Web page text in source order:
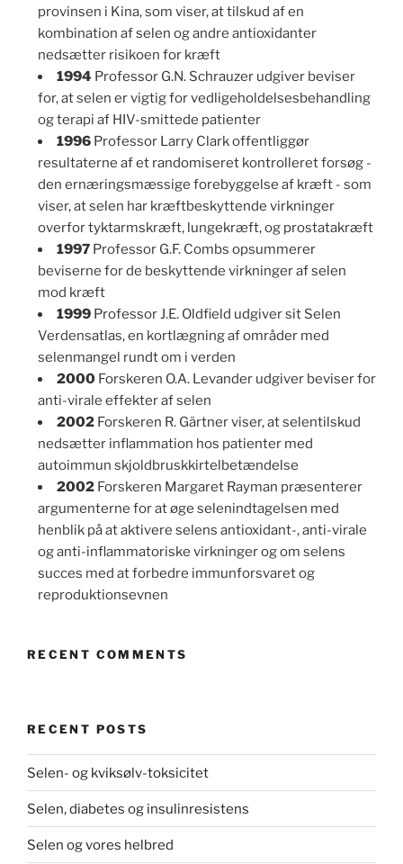
provinsen i Kina, som viser, at tilskud af en
kombination af selen og andre antioxidanter
nedsætter risikoen for kræft
1994 Professor G.N. Schrauzer udgiver beviser
for, at selen er vigtig for vedligeholdelsesbehandling
og terapi af HIV-smittede patienter
1996 Professor Larry Clark offentliggør
resultaterne af et randomiseret kontrolleret forsøg -
den ernæringsmæssige forebyggelse af kræft - som
viser, at selen har kræftbeskyttende virkninger
overfor tyktarmskræft, lungekræft, og prostatakræft
1997 Professor G.F. Combs opsummerer
beviserne for de beskyttende virkninger af selen
mod kræft
1999 Professor J.E. Oldfield udgiver sit Selen
Verdensatlas, en kortlægning af områder med
selenmangel rundt om i verden
2000 Forskeren O.A. Levander udgiver beviser for
anti-virale effekter af selen
2002 Forskeren R. Gärtner viser, at selentilskud
nedsætter inflammation hos patienter med
autoimmun skjoldbruskkirtelbetændelse
2002 Forskeren Margaret Rayman præsenterer
argumenterne for at øge selenindtagelsen med
henblik på at aktivere selens antioxidant-, anti-virale
og anti-inflammatoriske virkninger og om selens
succes med at forbedre immunforsvaret og
reproduktionsevnen
RECENT COMMENTS
RECENT POSTS
Selen- og kviksølv-toksicitet
Selen, diabetes og insulinresistens
Selen og vores helbred